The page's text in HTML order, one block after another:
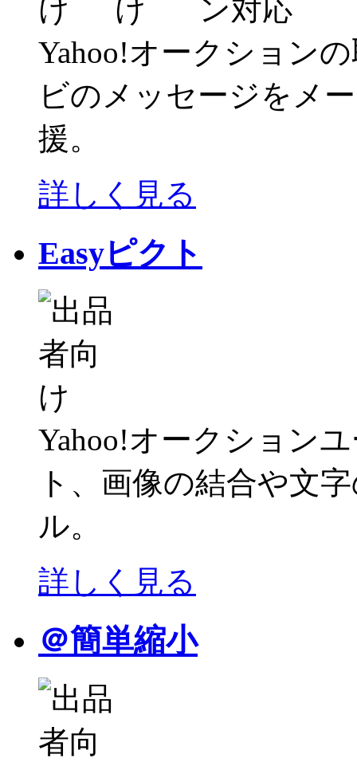
Yahoo!オークション
ビのメッセージをメ
援。
詳しく見る
Easyピクト
Yahoo!オークション
ト、画像の結合や文
ル。
詳しく見る
＠簡単縮小